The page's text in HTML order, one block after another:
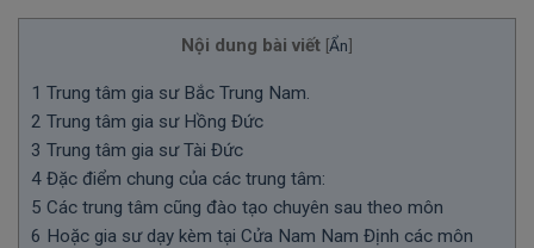
Nội dung bài viết [Ẩn]
1 Trung tâm gia sư Bắc Trung Nam.
2 Trung tâm gia sư Hồng Đức
3 Trung tâm gia sư Tài Đức
4 Đặc điểm chung của các trung tâm:
5 Các trung tâm cũng đào tạo chuyên sau theo môn
6 Hoặc gia sư dạy kèm tại Cửa Nam Nam Định các môn